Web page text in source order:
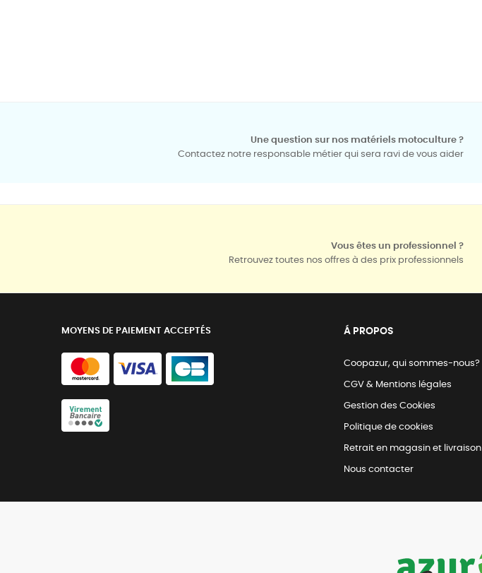
Une question sur nos matériels motoculture ?
Contactez notre responsable métier qui sera ravi de vous aider
Vous êtes un professionnel ?
Retrouvez toutes nos offres à des prix professionnels
MOYENS DE PAIEMENT ACCEPTÉS Á PROPOS
Coopazur, qui sommes-nous?
CGV & Mentions légales
Gestion des Cookies
Politique de cookies
Retrait en magasin et livraison
Nous contacter